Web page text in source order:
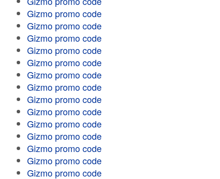
Gizmo promo code
Gizmo promo code
Gizmo promo code
Gizmo promo code
Gizmo promo code
Gizmo promo code
Gizmo promo code
Gizmo promo code
Gizmo promo code
Gizmo promo code
Gizmo promo code
Gizmo promo code
Gizmo promo code
Gizmo promo code